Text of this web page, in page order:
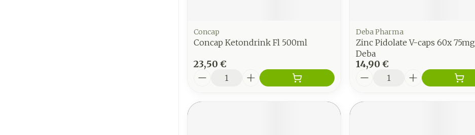
Concap
Concap Ketondrink Fl 500ml
23,50 €
Quantité
Deba Pharma
Zinc Pidolate V-caps 60x 75mg
Deba
14,90 €
Quantité